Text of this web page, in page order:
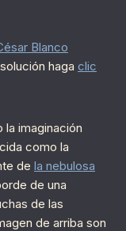
Blanco
haga clic
imaginación
como la
de la nebulosa
de una
de las
de arriba son